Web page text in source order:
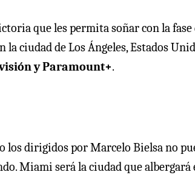
que les permita soñar con la fase
ciudad de Los Ángeles, Estados
y Paramount+.
los dirigidos por Marcelo Bielsa no
Miami será la ciudad que albergará